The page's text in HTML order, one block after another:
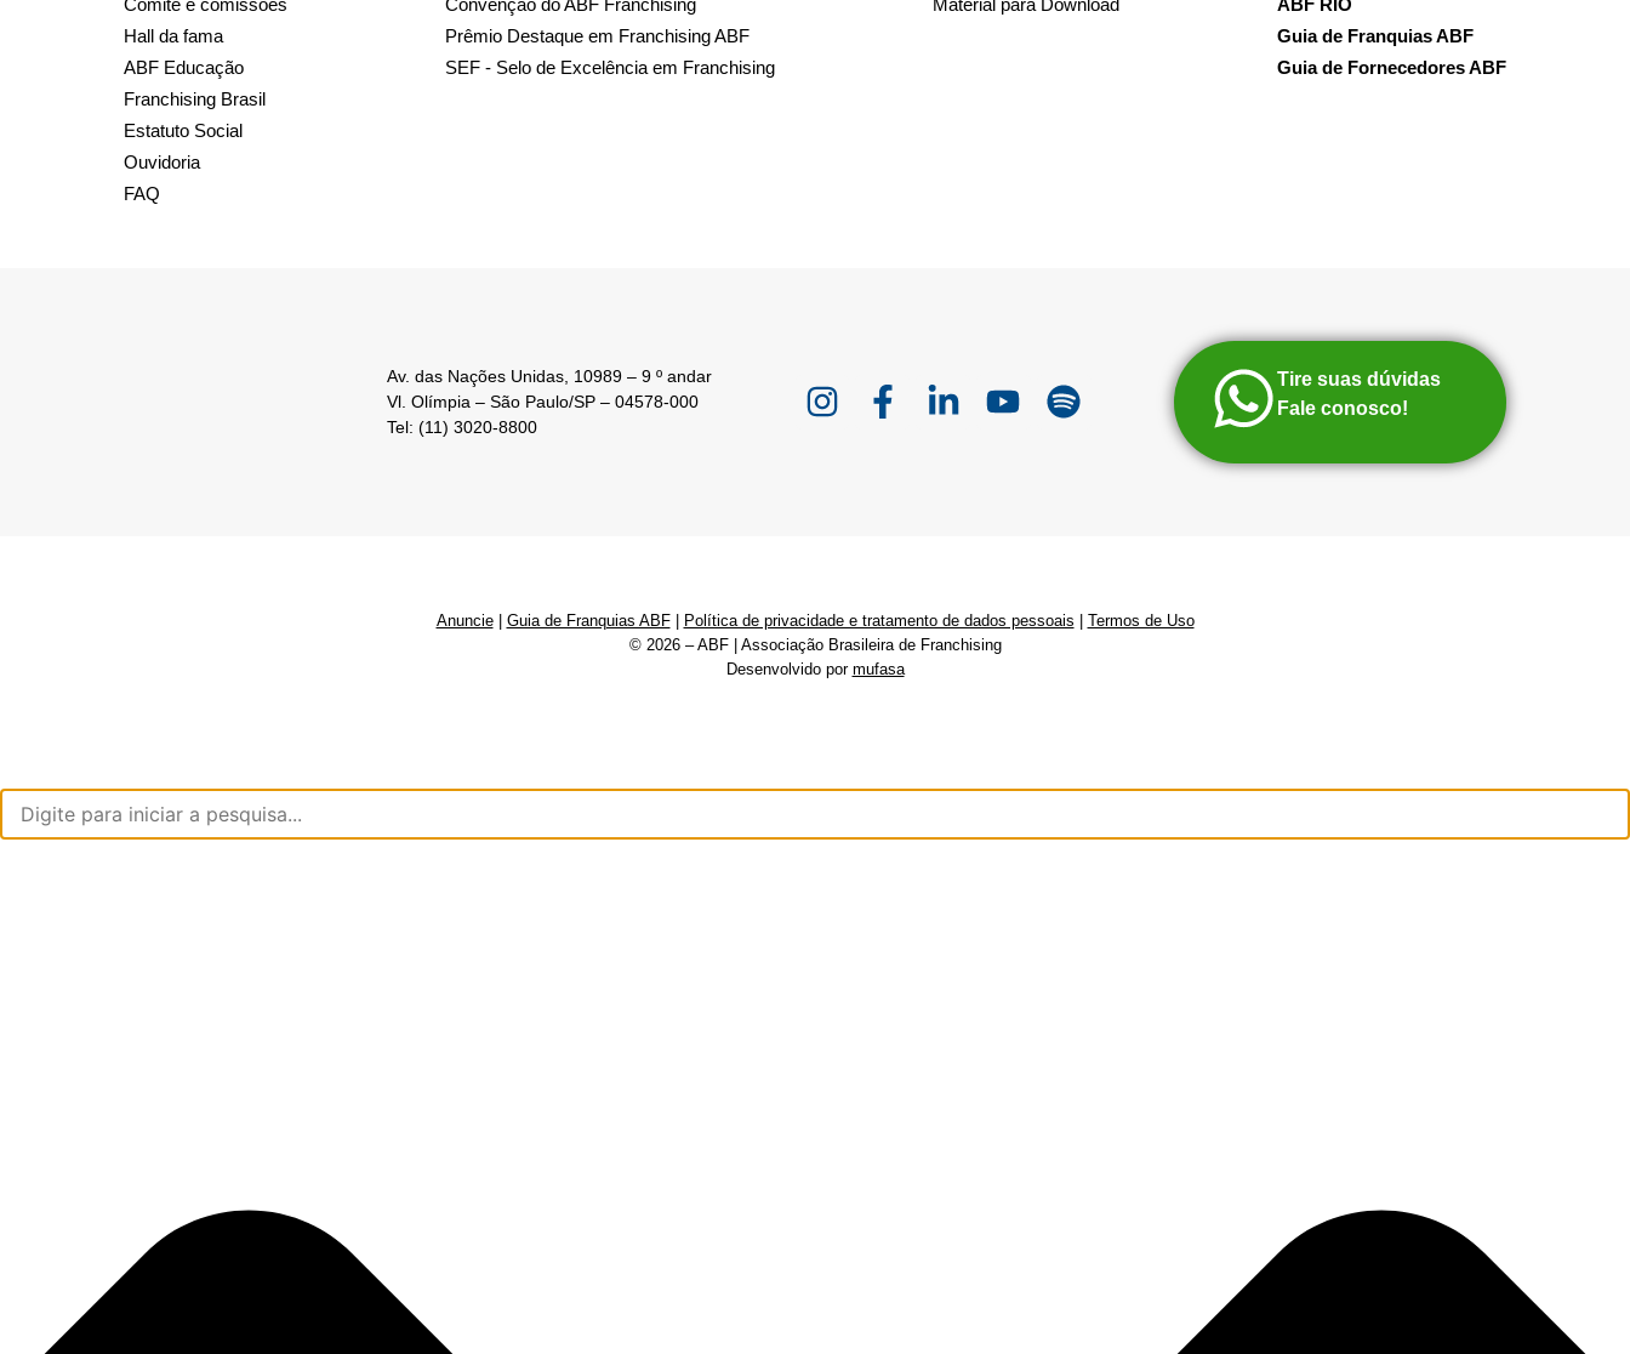
Hall da fama
ABF Educação
Franchising Brasil
Estatuto Social
Ouvidoria
FAQ
Prêmio Destaque em Franchising ABF
SEF - Selo de Excelência em Franchising
Guia de Franquias ABF
Guia de Fornecedores ABF
Av. das Nações Unidas, 10989 – 9 º andar
Vl. Olímpia – São Paulo/SP – 04578-000
Tel: (11) 3020-8800
Tire suas dúvidas
Fale conosco!
Anuncie| Guia de Franquias ABF| Política de privacidade e tratamento de dados pessoais
Termos de Uso
© 2026 – ABF | Associação Brasileira de Franchising
Desenvolvido por mufasa